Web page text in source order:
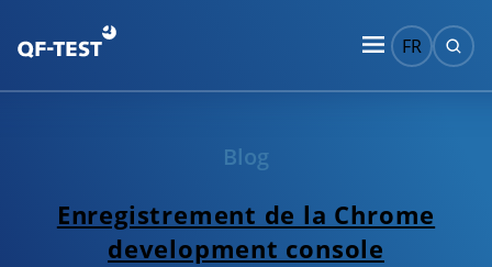
FR
Blog
Enregistrement de la Chrome
development console